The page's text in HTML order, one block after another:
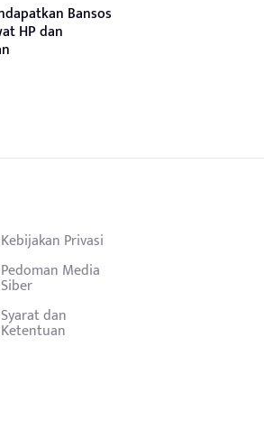
Bansos
HP dan
Kebijakan Privasi
Pedoman Media
Siber
Syarat dan
Ketentuan